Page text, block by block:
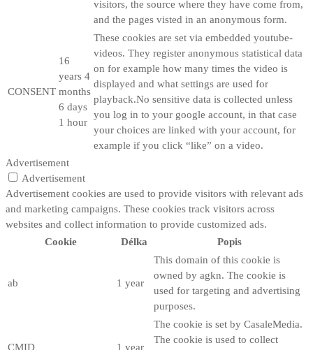
visitors, the source where they have come from,
and the pages visted in an anonymous form.
CONSENT
16
years 4
months
6 days
1 hour
These cookies are set via embedded youtube-
videos. They register anonymous statistical data
on for example how many times the video is
displayed and what settings are used for
playback.No sensitive data is collected unless
you log in to your google account, in that case
your choices are linked with your account, for
example if you click “like” on a video.
Advertisement
Advertisement
Advertisement cookies are used to provide visitors with relevant ads
and marketing campaigns. These cookies track visitors across
websites and collect information to provide customized ads.
Cookie
Délka Popis
ab 1 year
This domain of this cookie is
owned by agkn. The cookie is
used for targeting and advertising
purposes.
CMID 1 year
The cookie is set by CasaleMedia.
The cookie is used to collect